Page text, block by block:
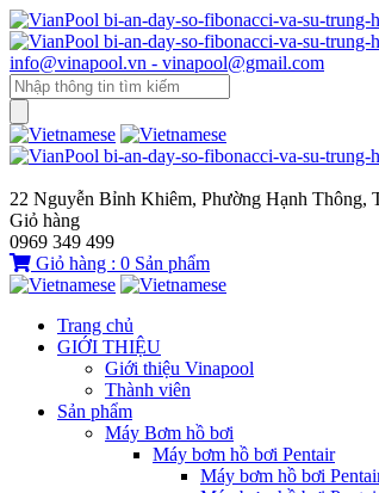
info@vinapool.vn - vinapool@gmail.com
22 Nguyễn Bỉnh Khiêm, Phường Hạnh Thông,
Giỏ hàng
0969 349 499
Giỏ hàng : 0 Sản phẩm
Trang chủ
GIỚI THIỆU
Giới thiệu Vinapool
Thành viên
Sản phẩm
Máy Bơm hồ bơi
Máy bơm hồ bơi Pentair
Máy bơm hồ bơi